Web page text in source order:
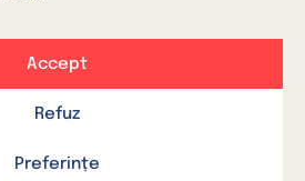
Accept
Refuz
Preferințe